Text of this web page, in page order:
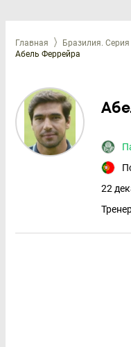
Главная Бразилия.
Абель Феррейра
22